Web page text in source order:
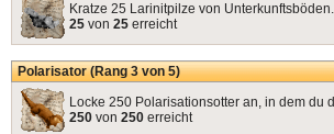
Kratze 25 Larinitpilze von Unterkunftsböden.
25 von 25 erreicht
Polarisator (Rang 3 von 5)
Locke 250 Polarisationsotter an, in dem du
250 von 250 erreicht